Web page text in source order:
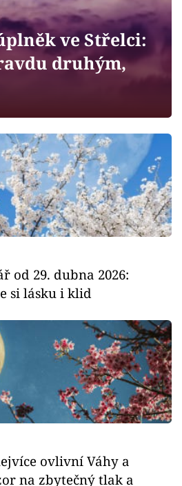
Vary
ve Střelci:
druhým,
od 29. dubna 2026:
si lásku i klid
ovlivní Váhy a
na zbytečný tlak a